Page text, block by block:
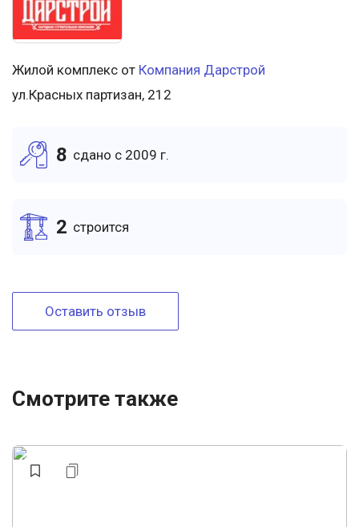
Жилой комплекс от Компания Дарстрой
ул.Красных партизан, 212
8 cдано c 2009 г.
2 cтроится
Оставить отзыв
Смотрите также